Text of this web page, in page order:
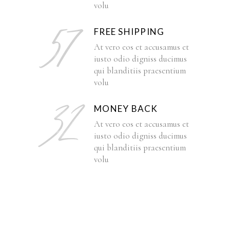
volu
FREE SHIPPING
At vero eos et accusamus et
iusto odio digniss ducimus
qui blanditiis praesentium
volu
MONEY BACK
At vero eos et accusamus et
iusto odio digniss ducimus
qui blanditiis praesentium
volu